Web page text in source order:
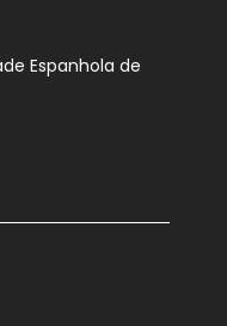
Espanhola de